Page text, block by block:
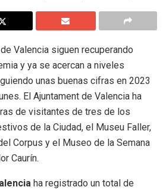
Valencia siguen recuperando
y ya se acercan a niveles
unas buenas cifras en 2023
El Ajuntament de Valencia ha
de visitantes de tres de los
de la Ciudad, el Museu Faller,
Corpus y el Museo de la Semana
Caurín.
ha registrado un total de